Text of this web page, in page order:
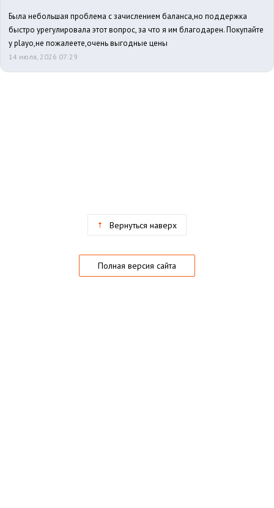
Была небольшая проблема с зачислением баланса,но поддержка
быстро урегулировала этот вопрос, за что я им благодарен. Покупайте
у playo,не пожалеете,очень выгодные цены
14 июля, 2026 07:29
Вернуться наверх
Полная версия сайта